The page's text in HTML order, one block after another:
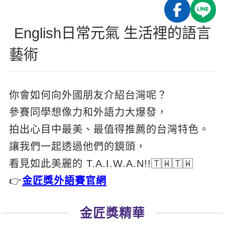
GEPT 全民英檢課程
TOEFL 托福課程
英文聽力養成
開口溜英文
旅遊英文
基礎字彙
情境閱讀
英文文法技巧
英文寫作
Cengage TED Talks
CNN聽力強化
主題課程
英語俱樂部
Let's Talk
線上真人
日語
西班牙語
外語即時通
兒童美語
更多
企業訓練
點讀筆教材
數位學習教材
學員讚出來
活動花絮
企業服務
English日常元氣 生活裡的語言
藝術
你會如何向外國朋友介紹台灣呢？
參賽同學想像力和外語力大爆發，
拍出心目中最美、最值得推薦的台灣特色。
讓我們一起透過他們的鏡頭，
看見如此美麗的 T.A.I.W.A.N!!🇹🇼🇹🇼
👉金匠獎外語賽官網
金匠獎精華